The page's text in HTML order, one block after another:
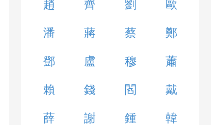
趙 齊 劉 歐
潘 蔣 蔡 鄭
鄧 盧 穆 蕭
賴 錢 閻 戴
薛 謝 鍾 韓